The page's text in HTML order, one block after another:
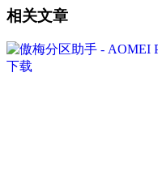
相关文章